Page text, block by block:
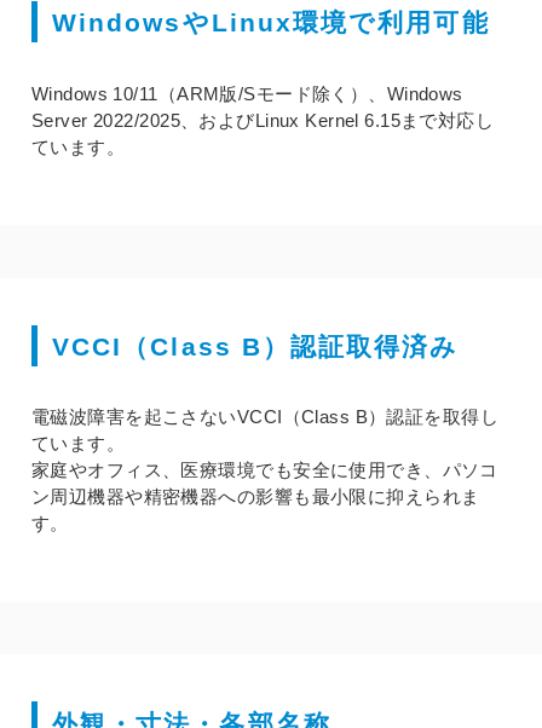
WindowsやLinux環境で利用可能
Windows 10/11（ARM版/Sモード除く）、Windows
Server 2022/2025、およびLinux Kernel 6.15まで対応し
ています。
VCCI（Class B）認証取得済み
電磁波障害を起こさないVCCI（Class B）認証を取得し
ています。
家庭やオフィス、医療環境でも安全に使用でき、パソコ
ン周辺機器や精密機器への影響も最小限に抑えられま
す。